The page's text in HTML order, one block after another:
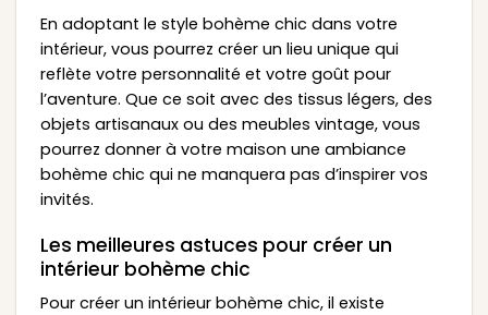
En adoptant le style bohème chic dans votre
intérieur, vous pourrez créer un lieu unique qui
reflète votre personnalité et votre goût pour
l’aventure. Que ce soit avec des tissus légers, des
objets artisanaux ou des meubles vintage, vous
pourrez donner à votre maison une ambiance
bohème chic qui ne manquera pas d’inspirer vos
invités.
Les meilleures astuces pour créer un
intérieur bohème chic
Pour créer un intérieur bohème chic, il existe